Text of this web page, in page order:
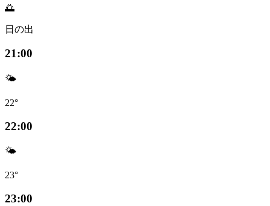
🌅
日の出
21:00
🌤️
22°
22:00
🌤️
23°
23:00